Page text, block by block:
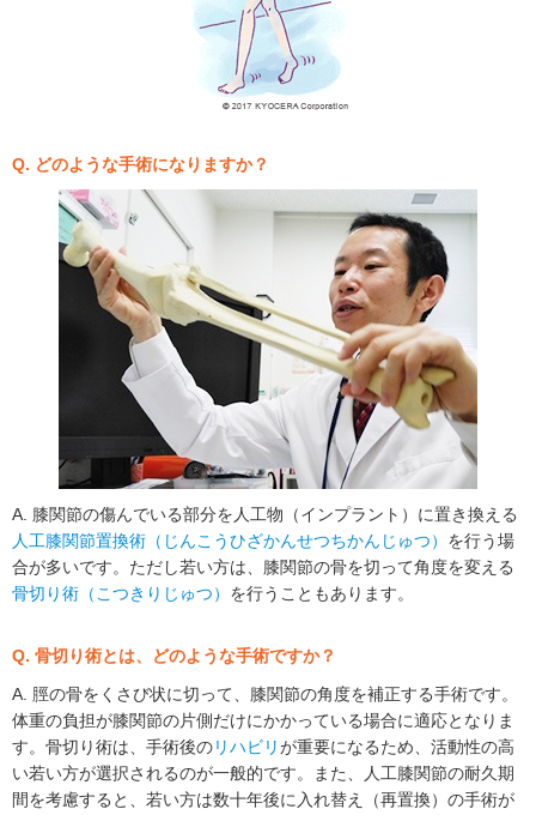
Q. どのような手術になりますか？
A. 膝関節の傷んでいる部分を人工物（インプラント）に置き換える
人工膝関節置換術（じんこうひざかんせつちかんじゅつ） を行う場
合が多いです。ただし若い方は、膝関節の骨を切って角度を変える
骨切り術（こつきりじゅつ） を行うこともあります。
Q. 骨切り術とは、どのような手術ですか？
A. 脛の骨をくさび状に切って、膝関節の角度を補正する手術です。
体重の負担が膝関節の片側だけにかかっている場合に適応となりま
す。骨切り術は、手術後のリハビリが重要になるため、活動性の高
い若い方が選択されるのが一般的です。また、人工膝関節の耐久期
間を考慮すると、若い方は数十年後に入れ替え（再置換）の手術が